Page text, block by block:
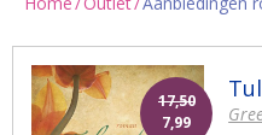
17,50
7,99